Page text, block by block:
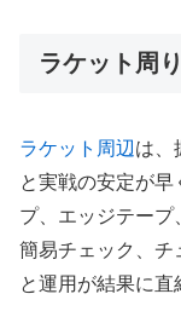
ラケット周
ラケット周辺 は、
と実戦の安定が
プ、エッジテー
簡易チェック、チ
と運用が結果に直